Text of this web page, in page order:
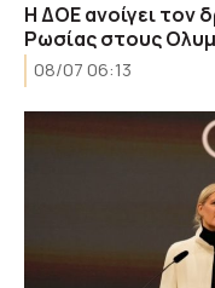
Η ΔΟΕ ανοίγει τον
Ρωσίας στους
08/07 06:13